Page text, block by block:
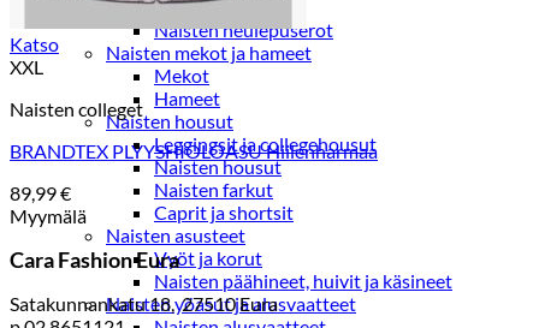
Naisten neuletakit
Naisten neulepuserot
Naisten mekot ja hameet
Mekot
Hameet
Naisten housut
Leggingsit ja collegehousut
Naisten housut
Naisten farkut
Caprit ja shortsit
Naisten asusteet
Vyöt ja korut
Naisten päähineet, huivit ja käsineet
Naisten yöasut ja alusvaatteet
Katso
XXL
Naisten colleget
BRANDTEX PLYYSHIOLOASU Hiilenharmaa
89,99€
Myymälä
Cara Fashion Eura
Satakunnankatu 18, 27510 Eura